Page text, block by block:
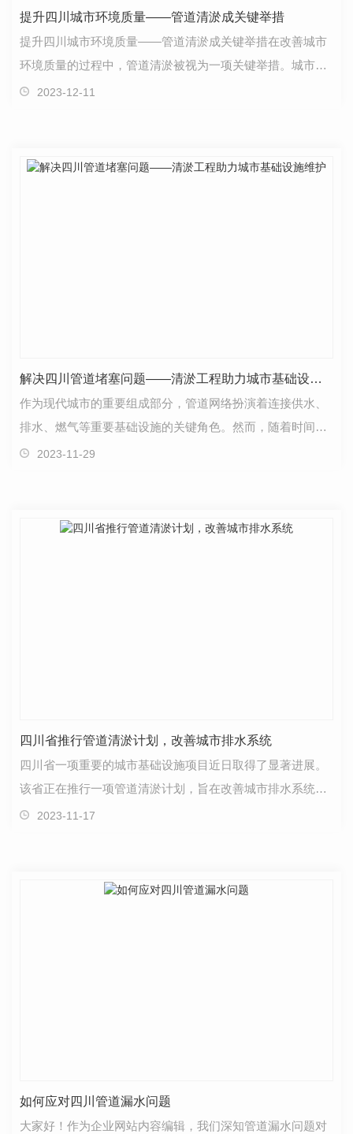
提升四川城市环境质量——管道清淤成关键举措
提升四川城市环境质量——管道清淤成关键举措在改善城市
环境质量的过程中，管道清淤被视为一项关键举措。城市的
管道网络承担着排水、供水等重要功能，但长期使用和…
2023-12-11
解决四川管道堵塞问题——清淤工程助力城市基础设施维护
作为现代城市的重要组成部分，管道网络扮演着连接供水、
排水、燃气等重要基础设施的关键角色。然而，随着时间的
推移和使用频率的增加，管道堵塞问题逐渐凸显，给城…
2023-11-29
四川省推行管道清淤计划，改善城市排水系统
四川省一项重要的城市基础设施项目近日取得了显著进展。
该省正在推行一项管道清淤计划，旨在改善城市排水系统，
提升城市的水环境质量和居民的生活品质。随着城市化…
2023-11-17
如何应对四川管道漏水问题
大家好！作为企业网站内容编辑，我们深知管道漏水问题对